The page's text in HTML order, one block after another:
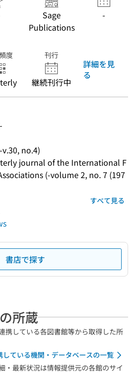
Sage
Publications
-
度 刊行
継続刊行中
詳細を見
る
no.4)
journal of the International F
(-volume 2, no. 7 (197
すべて見る
書店で探す
所蔵
携している各図書館等から取得した所
している機関・データベースの一覧
・最新状況は情報提供元の各館のサイ